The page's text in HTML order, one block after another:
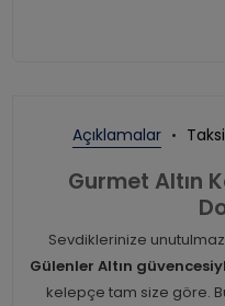
Açıklamalar
Gurmet Altın
Sevdiklerinize
Gülenler Altın
kelepçe tam size göre.